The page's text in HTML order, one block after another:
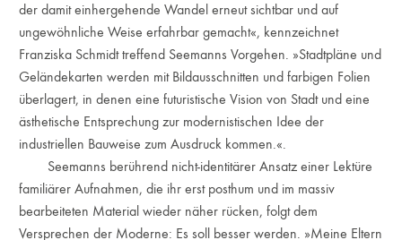
der damit einhergehende Wandel erneut sichtbar und auf
ungewöhnliche Weise erfahrbar gemacht«, kennzeichnet
Franziska Schmidt treffend Seemanns Vorgehen. »Stadtpläne und
Geländekarten werden mit Bildausschnitten und farbigen Folien
überlagert, in denen eine futuristische Vision von Stadt und eine
ästhetische Entsprechung zur modernistischen Idee der
industriellen Bauweise zum Ausdruck kommen.«.
Seemanns berührend nicht-identitärer Ansatz einer Lektüre
familiärer Aufnahmen, die ihr erst posthum und im massiv
bearbeiteten Material wieder näher rücken, folgt dem
Versprechen der Moderne: Es soll besser werden. »Meine Eltern